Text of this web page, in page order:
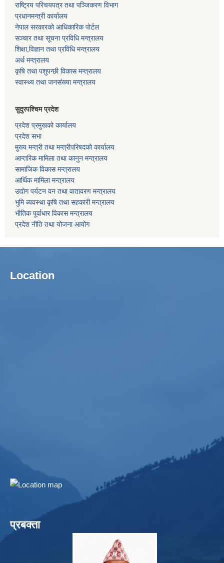
राष्ट्रिय परिचयपत्र तथा पञ्जिकरण विभाग
प्रधानमन्त्री कार्यालय
नेपाल सरकारको आधिकारिक पोर्टल
सञ्‍चार तथा सूचना प्रविधि मन्त्रालय
शिक्षा,विज्ञान तथा प्रविधि मन्त्रालय
अर्थ मन्त्रालय
कृषि तथा पशुपन्छी विकास मन्त्रालय
स्वास्थ्य तथा जनसंख्या मन्त्रालय
सुदुरपश्चिम प्रदेश
प्रदेश प्रमुखको कार्यालय
प्रदेश सभा
मुख्य मन्त्री तथा मन्त्रीपरिषदको कार्यालय
आन्तरिक मामिला तथा कानुन मन्त्रालय
सामाजिक विकास मन्त्रालय
आर्थिक मामिला मन्त्रालय
उद्याेग पर्यटन वन तथा वातावरण मन्त्रालय
भुमि ब्यवस्था कृषि तथा सहकारी मन्त्रालय
भाैतिक पूर्वाधार विकास मन्त्रालय
प्रदेश नीति तथा योजना आयोग
Location
प्रबक्ता